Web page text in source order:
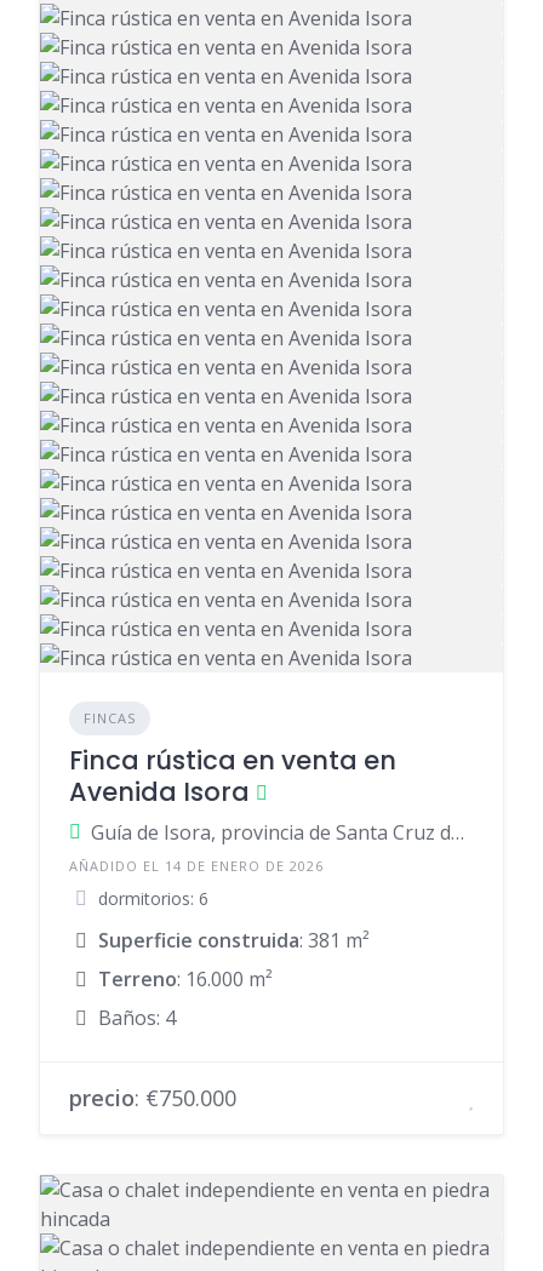
FINCAS
Finca rústica en venta en
Avenida Isora
Guía de Isora, provincia de Santa Cruz de Tenerife, provincia de Santa Cruz de Tenerife, España
AÑADIDO EL 14 DE ENERO DE 2026
dormitorios: 6
Superficie construida: 381 m²
Terreno: 16.000 m²
Baños: 4
precio: €750.000